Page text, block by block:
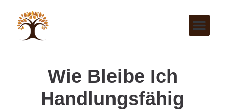
Wie Bleibe Ich
Handlungsfähig